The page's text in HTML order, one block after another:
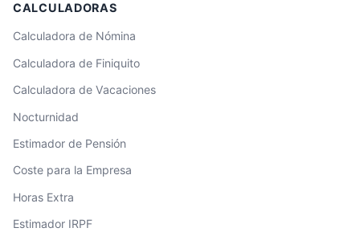
CALCULADORAS
Calculadora de Nómina
Calculadora de Finiquito
Calculadora de Vacaciones
Nocturnidad
Estimador de Pensión
Coste para la Empresa
Horas Extra
Estimador IRPF